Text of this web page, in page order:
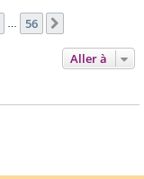
56
Aller à